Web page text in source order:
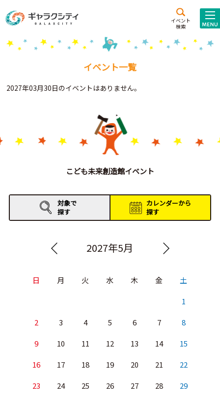
イベント
検索
施設案内
こども
西新井
施設･
Gがくえん
お知らせ
イベントレポート
イベント一覧
2027年03月30日のイベントはありません。
こども未来創造館イベント
対象で
探す
カレンダーから
探す
2027年5月
日 月 火 水 木 金 土
1
2 3 4 5 6 7 8
9 10 11 12 13 14 15
16 17 18 19 20 21 22
23 24 25 26 27 28 29